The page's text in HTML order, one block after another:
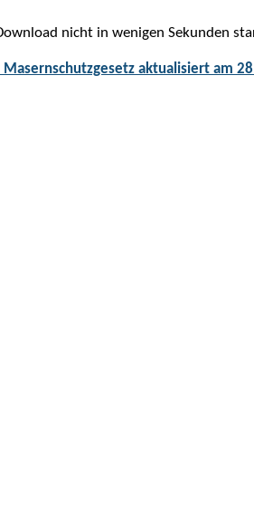
nicht in wenigen Sekunden
Masernschutzgesetz aktualisiert am